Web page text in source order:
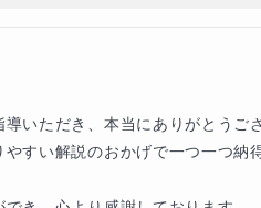
かで決まります。
ックではなく、問題の構造
導塾での講師時代にも、歴
、中学受験をはじめとする様
準に基づき、直前半年間に
学科
しやすかった」、「頑張れた」と
とはございません。お嬢様ご自
くださっただけでなく、コツコツ
ました。今後もぜひ、こうした姿
ればと存じます。
いただき、本当にありがとうご
すい解説のおかげで一つ一つ納